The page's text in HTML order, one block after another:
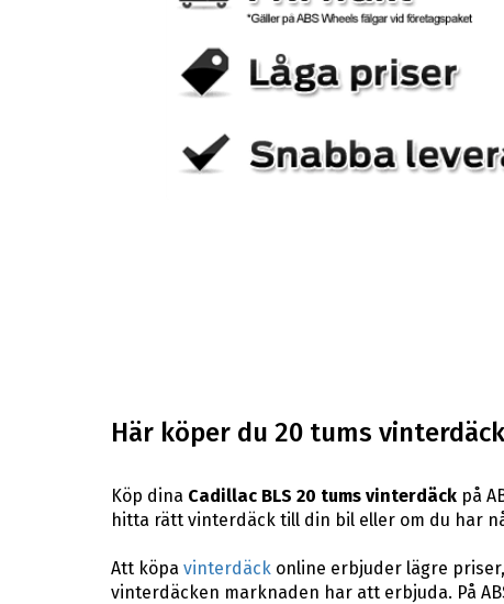
Här köper du 20 tums
Köp dina Cadillac BLS 20 tums vinterdäckpå
hitta rätt vinterdäck till din bil eller om du har
Att köpa vinterdäckonline erbjuder lägre
vinterdäcken marknaden har att erbjuda. På